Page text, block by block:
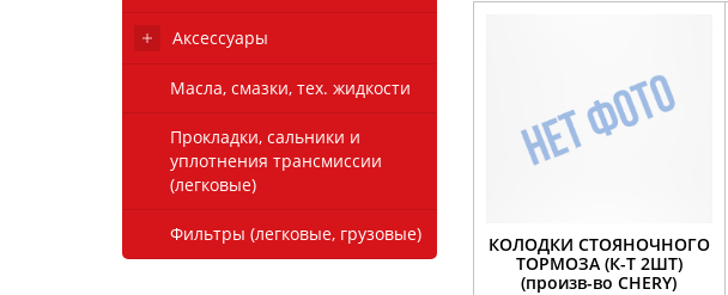
Аксессуары
Масла, смазки, тех. жидкости
Прокладки, сальники и
уплотнения трансмиссии
(легковые)
Фильтры (легковые, грузовые)
КОЛОДКИ СТОЯНОЧНОГО
ТОРМОЗА (К-Т 2ШТ)
(произв-во CHERY)